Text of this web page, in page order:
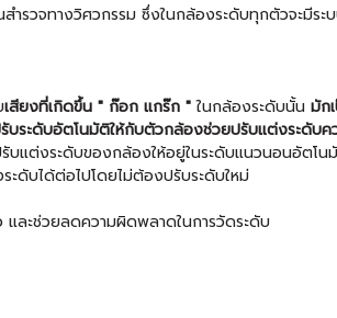
รวจทางวิศวกรรม ซึ่งในกล้องระดับทุกตัวจะมีระ
เสียงที่เกิดขึ้น " ก๊อก แกร๊ก "ในกล้องระดับนั้น มัก
บระดับอัตโนมัติให้กับตัวกล้องช่วยปรับแต่งระดับ
แต่งระดับของกล้องให้อยู่ในระดับแนวนอนอัตโน
ะดับได้ต่อไปโดยไม่ต้องปรับระดับใหม่
และช่วยลดความผิดพลาดในการวัดระดับ